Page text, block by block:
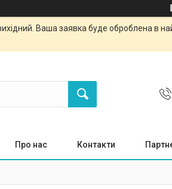
Ваша заявка буде оброблена в
Про нас Контакти